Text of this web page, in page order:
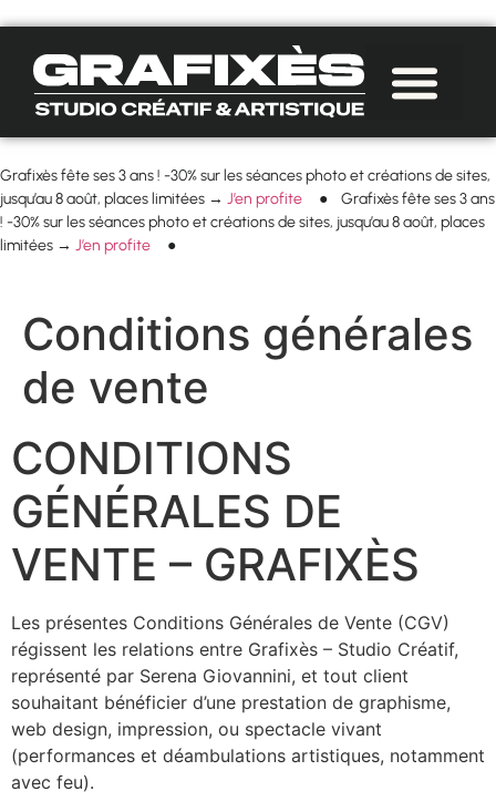
Grafixès fête ses 3 ans ! -30% sur les séances photo et créations de sites,
jusqu’au 8 août, places limitées → J’en profite ● Grafixès fête ses 3 ans
! -30% sur les séances photo et créations de sites, jusqu’au 8 août, places
limitées → J’en profite ●
Conditions générales
de vente
CONDITIONS
GÉNÉRALES DE
VENTE – GRAFIXÈS
Les présentes Conditions Générales de Vente (CGV)
régissent les relations entre Grafixès – Studio Créatif,
représenté par Serena Giovannini, et tout client
souhaitant bénéficier d’une prestation de graphisme,
web design, impression, ou spectacle vivant
(performances et déambulations artistiques, notamment
avec feu).